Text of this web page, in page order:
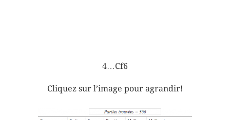
4…Cf6
Cliquez sur l’image pour agrandir!